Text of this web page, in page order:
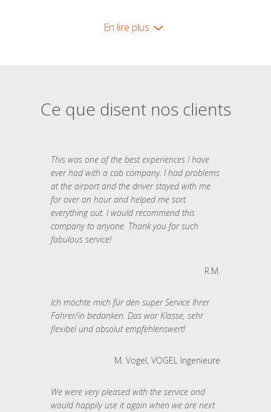
En lire plus
Ce que disent nos clients
This was one of the best experiences I have
ever had with a cab company. I had problems
at the airport and the driver stayed with me
for over an hour and helped me sort
everything out. I would recommend this
company to anyone. Thank you for such
fabulous service!
R.M.
Ich möchte mich für den super Service Ihrer
Fahrer/in bedanken. Das war Klasse, sehr
flexibel und absolut empfehlenswert!
M. Vogel, VOGEL Ingenieure
We were very pleased with the service and
would happily use it again when we are next